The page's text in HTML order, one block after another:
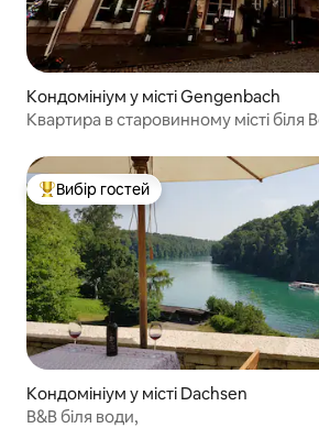
Кондомініум у місті Gengenbach
Квартира в старовинному місті біля
Топ вибір гостей
Вибір гостей
Кондомініум у місті Dachsen
B&B біля води,